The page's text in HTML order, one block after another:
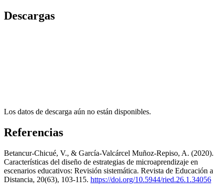
Descargas
Los datos de descarga aún no están disponibles.
Referencias
Betancur-Chicué, V., & García-Valcárcel Muñoz-Repiso, A. (2020).
Características del diseño de estrategias de microaprendizaje en
escenarios educativos: Revisión sistemática. Revista de Educación a
Distancia, 20(63), 103-115. https://doi.org/10.5944/ried.26.1.34056